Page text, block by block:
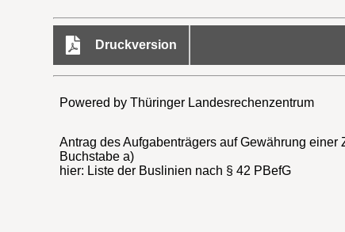
Druckversion
Powered by Thüringer Landesrechenzentrum
Antrag des Aufgabenträgers auf Gewährung
Buchstabe a)
hier: Liste der Buslinien nach § 42 PBefG